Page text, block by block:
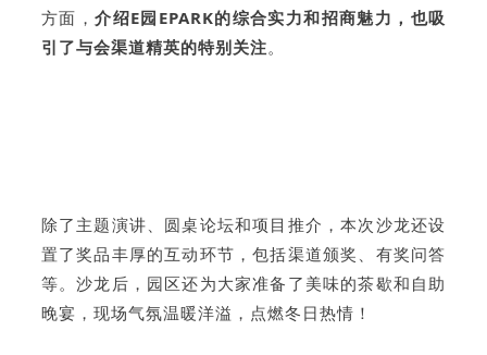
方面，介绍E园EPARK的综合实力和招商魅力，也吸
引了与会渠道精英的特别关注。
除了主题演讲、圆桌论坛和项目推介，本次沙龙还设
置了奖品丰厚的互动环节，包括渠道颁奖、有奖问答
等。沙龙后，园区还为大家准备了美味的茶歇和自助
晚宴，现场气氛温暖洋溢，点燃冬日热情！